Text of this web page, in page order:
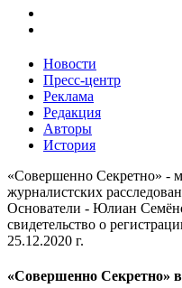
Новости
Пресс-центр
Реклама
Редакция
Авторы
История
«Совершенно Секретно» -
журналистских
Основатели - Юлиан
свидетельство о
25.12.2020 г.
«Совершенно Секретно»